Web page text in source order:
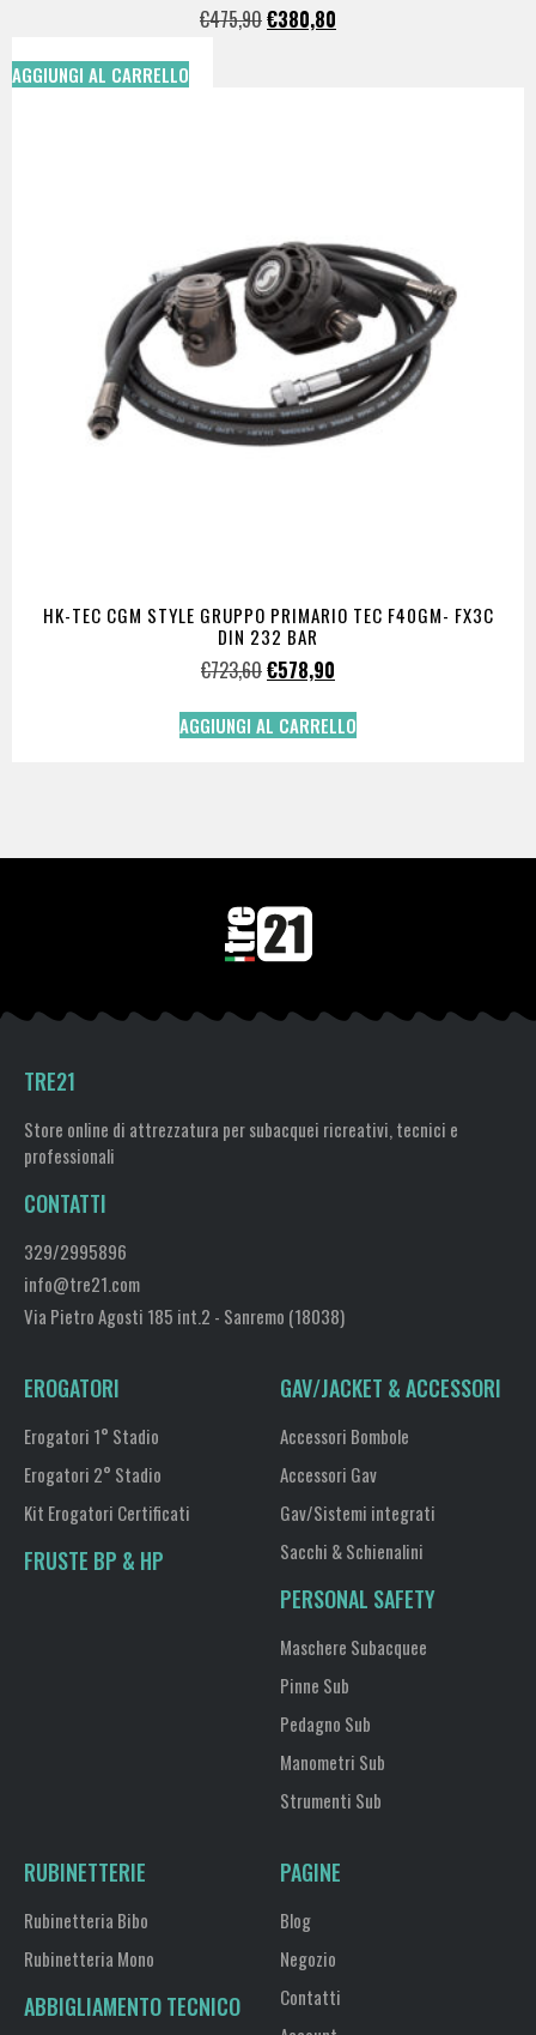
€475,90€380,80
AGGIUNGI AL CARRELLO
HK-TEC CGM STYLE GRUPPO PRIMARIO TEC F40GM- FX3C
DIN 232 BAR
€723,60€578,90
AGGIUNGI AL CARRELLO
TRE21
Store online di attrezzatura per subacquei ricreativi, tecnici e
professionali
CONTATTI
329/2995896
info@tre21.com
Via Pietro Agosti 185 int.2 - Sanremo (18038)
EROGATORI
Erogatori 1° Stadio
Erogatori 2° Stadio
Kit Erogatori Certificati
FRUSTE BP & HP
GAV/JACKET & ACCESSORI
Accessori Bombole
Accessori Gav
Gav/Sistemi integrati
Sacchi & Schienalini
PERSONAL SAFETY
Maschere Subacquee
Pinne Sub
Pedagno Sub
Manometri Sub
Strumenti Sub
RUBINETTERIE
Rubinetteria Bibo
Rubinetteria Mono
ABBIGLIAMENTO TECNICO
PAGINE
Blog
Negozio
Contatti